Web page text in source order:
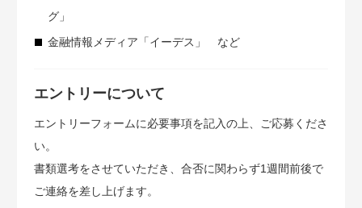
グ」
金融情報メディア「イーデス」 など
エントリーについて
エントリーフォームに必要事項を記入の上、ご応募くださ
い。
書類選考をさせていただき、合否に関わらず1週間前後で
ご連絡を差し上げます。